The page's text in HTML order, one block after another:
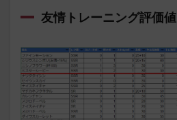
友情トレーニング評価値